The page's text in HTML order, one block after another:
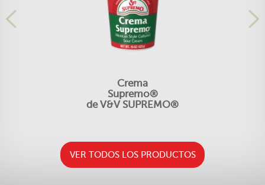
Crema
Supremo®
de V&V SUPREMO®
VER TODOS LOS PRODUCTOS